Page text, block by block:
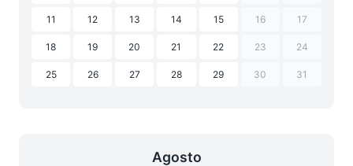
11 12 13 14 15 16 17
18 19 20 21 22 23 24
25 26 27 28 29 30 31
Agosto